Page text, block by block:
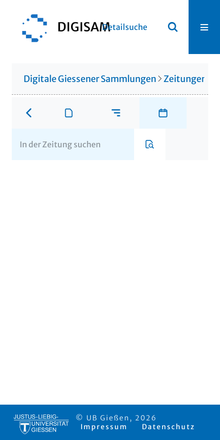
Detailsuche
Digitale Giessener Sammlungen Zeitungen
© UB Gießen, 2026
Impressum
Datenschutz